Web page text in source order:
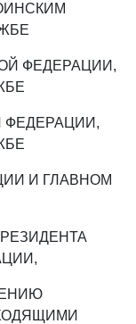
ФЕДЕРАЦИИ,
И ГЛАВНОМ